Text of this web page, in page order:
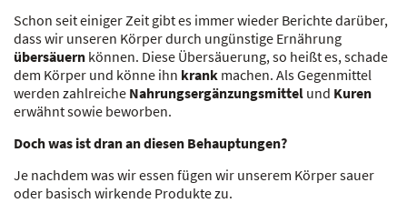
Schon seit einiger Zeit gibt es immer wieder Berichte darüber,
dass wir unseren Körper durch ungünstige Ernährung
übersäuern können. Diese Übersäuerung, so heißt es, schade
dem Körper und könne ihn krank machen. Als Gegenmittel
werden zahlreiche Nahrungsergänzungsmittel und Kuren
erwähnt sowie beworben.
Doch was ist dran an diesen Behauptungen?
Je nachdem was wir essen fügen wir unserem Körper sauer
oder basisch wirkende Produkte zu.